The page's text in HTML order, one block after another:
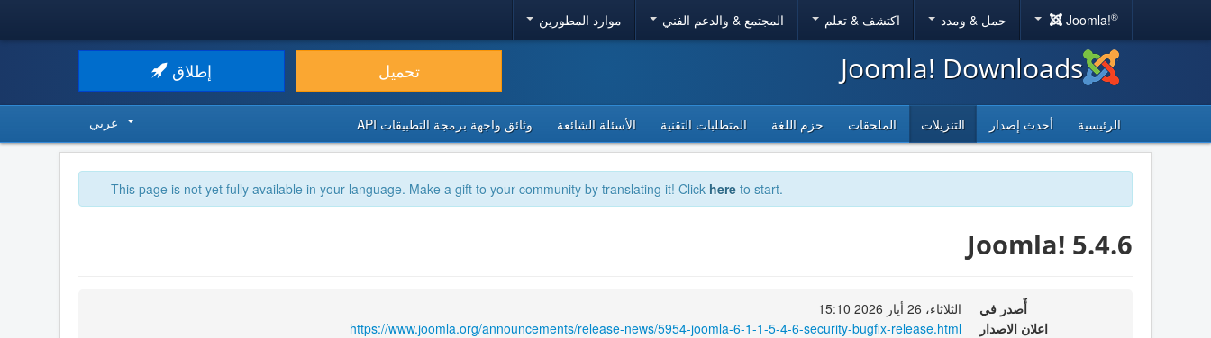
Joomla!® حمل & ومدد اكتشف & تعلم المجتمع & والدعم الفني موارد المطورين
Joomla! Downloads تحميل إطلاق
الرئيسية أحدث إصدار التنزيلات الملحقات حزم اللغة المتطلبات التقنية الأسئلة الشائعة وثائق واجهة برمجة التطبيقات API عربي
This page is not yet fully available in your language. Make a gift to your community by translating it! Click here to start.
Joomla! 5.4.6
أٌصدر في
الثلاثاء، 26 أيار 2026 15:10
اعلان الاصدار
https://www.joomla.org/announcements/release-news/5954-joomla-6-1-1-5-4-6-security-bugfix-release.html